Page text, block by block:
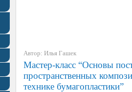
Автор: Илья Гашек
Мастер-класс “Основы
пространственных
технике бумагопластики”